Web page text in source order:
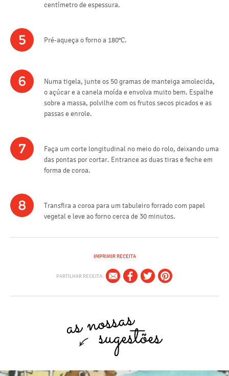
centímetro de espessura.
5 Pré-aqueça o forno a 180°C.
6
Numa tigela, junte os 50 gramas de manteiga amolecida,
o açúcar e a canela moída e envolva muito bem. Espalhe
sobre a massa, polvilhe com os frutos secos picados e as
passas e enrole.
7
Faça um corte longitudinal no meio do rolo, deixando uma
das pontas por cortar. Entrance as duas tiras e feche em
forma de coroa.
8
Transfira a coroa para um tabuleiro forrado com papel
vegetal e leve ao forno cerca de 30 minutos.
IMPRIMIR RECEITA
PARTILHAR RECEITA: